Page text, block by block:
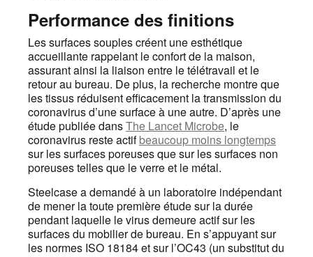
Performance des finitions
Les surfaces souples créent une esthétique
accueillante rappelant le confort de la maison,
assurant ainsi la liaison entre le télétravail et le
retour au bureau. De plus, la recherche montre que
les tissus réduisent efficacement la transmission du
coronavirus d’une surface à une autre. D’après une
étude publiée dansThe Lancet Microbe, le
coronavirus reste actifbeaucoup moins longtemps
sur les surfaces poreuses que sur les surfaces non
poreuses telles que le verre et le métal.
Steelcase a demandé à un laboratoire indépendant
de mener la toute première étude sur la durée
pendant laquelle le virus demeure actif sur les
surfaces du mobilier de bureau. En s’appuyant sur
les normes ISO 18184 et sur l’OC43 (un substitut du